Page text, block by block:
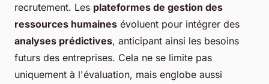
recrutement. Les plateformes de gestion des
ressources humaines évoluent pour intégrer des
analyses prédictives, anticipant ainsi les besoins
futurs des entreprises. Cela ne se limite pas
uniquement à l'évaluation, mais englobe aussi